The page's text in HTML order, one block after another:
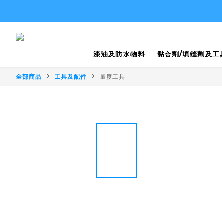
漆油及防水物料 黏合劑/填縫劑及工
全部商品 工具及配件 量度工具